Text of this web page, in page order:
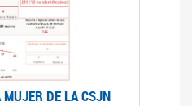
DE LA CSJN